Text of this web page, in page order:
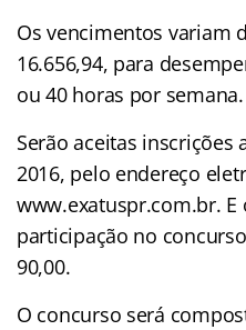
Os vencimentos variam
16.656,94, para
ou 40 horas por semana.
Serão aceitas inscrições
2016, pelo endereço
www.exatuspr.com.br.
participação no
90,00.
O concurso será